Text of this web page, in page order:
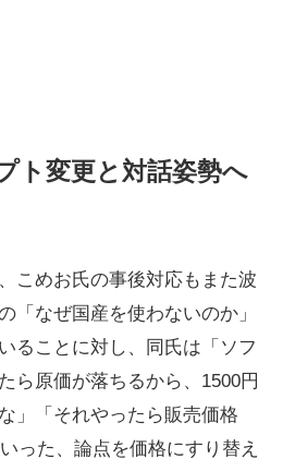
ト変更と対話姿勢へ
こめお氏の事後対応もまた波
「なぜ国産を使わないのか」
ることに対し、同氏は「ソフ
ら原価が落ちるから、1500円
」「それやったら販売価格
った、論点を価格にすり替え